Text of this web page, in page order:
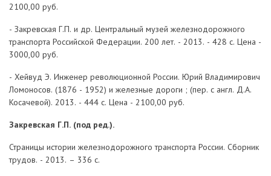
2100,00 руб.
- Закревская Г.П. и др. Центральный музей железнодорожного
транспорта Российской Федерации. 200 лет. - 2013. - 428 с. Цена -
3000,00 руб.
- Хейвуд Э. Инженер революционной России. Юрий Владимирович
Ломоносов. (1876 - 1952) и железные дороги ; (пер. с англ. Д.А.
Косачевой). 2013. - 444 с. Цена - 2100,00 руб.
Закревская Г.П. (под ред.).
Страницы истории железнодорожного транспорта России. Сборник
трудов. - 2013. – 336 с.